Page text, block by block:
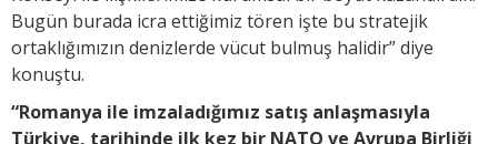
Bugün burada icra ettiğimiz tören işte bu stratejik
ortaklığımızın denizlerde vücut bulmuş halidir” diye
konuştu.
“Romanya ile imzaladığımız satış anlaşmasıyla
Türkiye, tarihinde ilk kez bir NATO ve Avrupa Birliği